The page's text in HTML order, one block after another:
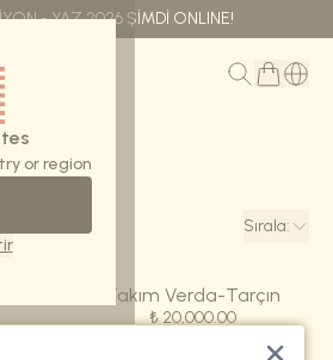
or region
- YAZ 2026 ŞİMDİ ONLINE!
Sırala:
Takım Verda-Tarçın
₺ 20,000.00